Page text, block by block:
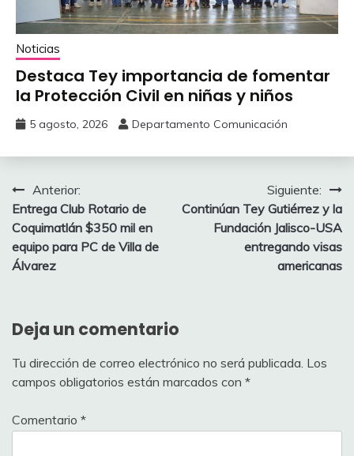
Noticias
‎Destaca Tey importancia de fomentar
‎la Protección Civil en niñas y niños
5 agosto, 2026 Departamento Comunicación
Navegación
de
entradas
Anterior:
Entrega Club Rotario de
Coquimatlán $350 mil en
equipo para PC de Villa de
Álvarez
Siguiente:
Continúan Tey Gutiérrez y la
Fundación Jalisco-USA
entregando visas
americanas
Deja un comentario
Tu dirección de correo electrónico no será publicada. Los
campos obligatorios están marcados con *
Comentario *